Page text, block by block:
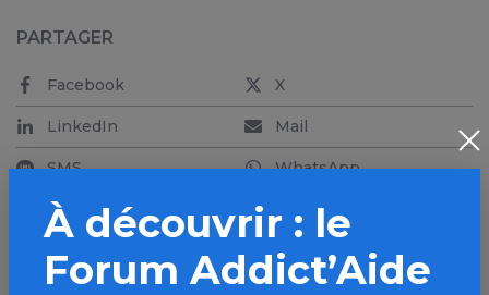
PARTAGER
Facebook X
LinkedIn Mail
SMS WhatsApp
À découvrir : le
Forum Addict’Aide